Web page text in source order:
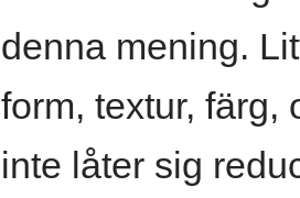
denna mening.
form, textur, färg,
inte låter sig